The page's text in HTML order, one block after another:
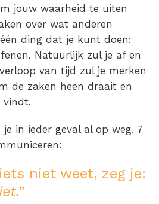
jouw waarheid te uiten
over wat anderen
ding dat je kunt doen:
Natuurlijk zul je af en
van tijd zul je merken
de zaken heen draait en
vindt.
in ieder geval al op weg. 7
niet weet, zeg je: